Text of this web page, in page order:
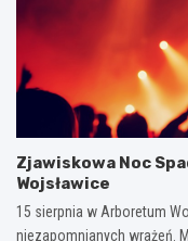
Zjawiskowa Noc
Wojsławice
15 sierpnia w Arboretum
niezapomnianych wrażeń.